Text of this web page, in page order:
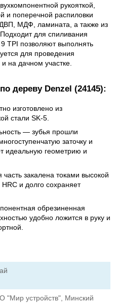
рукояткой,
и поперечной распиловки
МДФ, ламината, а также из
для спиливания
TPI позволяют выполнять
для проведения
на дачном участке.
дереву Denzel (24145):
изготовлено из
стали SK-5.
— зубья прошли
заточку и
идеальную геометрию и
закалена токами высокой
и долго сохраняет
обрезиненная
удобно ложится в руку и
"Мир устройств", Минский